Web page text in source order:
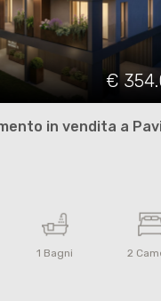
€
in vendita a
1 Bagni 2